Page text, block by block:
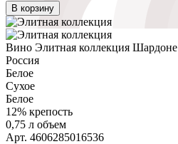
В корзину
Вино Элитная коллекция Шардоне
Россия
Белое
Сухое
Белое
12% крепость
0,75 л объем
Арт. 4606285016536